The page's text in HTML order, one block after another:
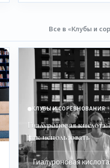
Все в «Клубы и
КЛУБЫ И СОРЕВНОВАНИЯ
Гиалуроновая
как использовать
Гиалуроновая